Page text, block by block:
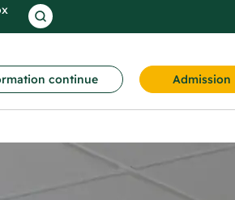
continue Admission